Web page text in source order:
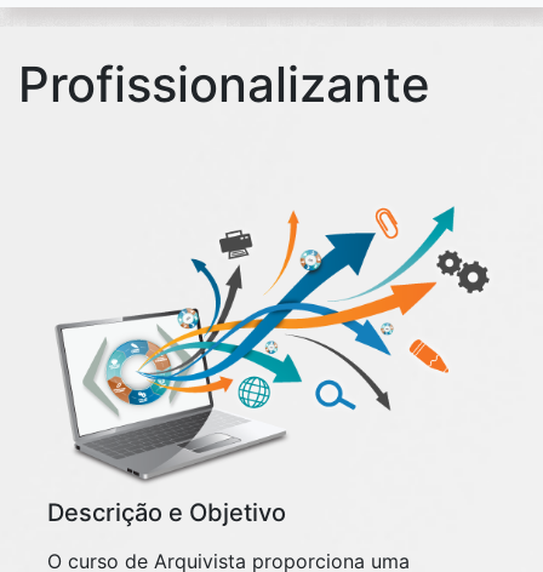
Conservação preventiva de documentos em arquivos
Aspectos legais – legislação
A psicologia do comportamento organizacional
Aspectos psicológicos em doenças ocupacionais.
Profissionalizante
Descrição e Objetivo
O curso de Arquivista proporciona uma